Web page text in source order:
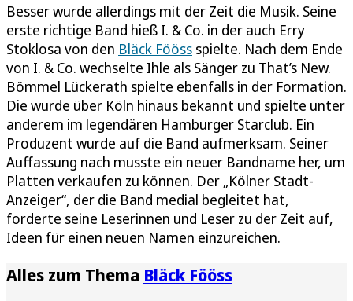
Besser wurde allerdings mit der Zeit die Musik. Seine
erste richtige Band hieß I. & Co. in der auch Erry
Stoklosa von den Bläck Fööss spielte. Nach dem Ende
von I. & Co. wechselte Ihle als Sänger zu That’s New.
Bömmel Lückerath spielte ebenfalls in der Formation.
Die wurde über Köln hinaus bekannt und spielte unter
anderem im legendären Hamburger Starclub. Ein
Produzent wurde auf die Band aufmerksam. Seiner
Auffassung nach musste ein neuer Bandname her, um
Platten verkaufen zu können. Der „Kölner Stadt-
Anzeiger“, der die Band medial begleitet hat,
forderte seine Leserinnen und Leser zu der Zeit auf,
Ideen für einen neuen Namen einzureichen.
Alles zum Thema Bläck Fööss